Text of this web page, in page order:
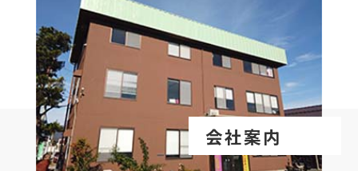
会社案内